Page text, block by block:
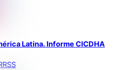
Latina. Informe CICDHA